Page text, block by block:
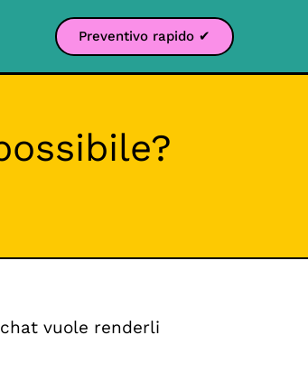
Preventivo rapido ✔
vuole renderli